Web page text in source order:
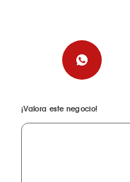
¡Valora este negocio!